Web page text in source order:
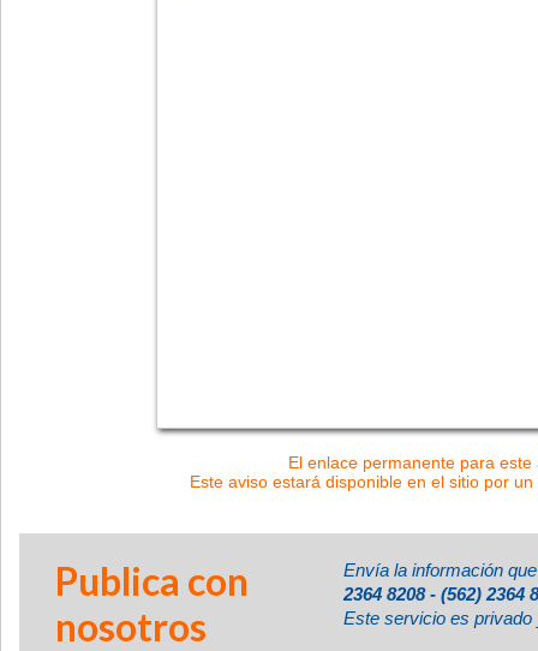
El enlace permanente para
Este aviso estará disponible en el sitio por
Publica con
nosotros
Envía la información
2364 8208 - (562) 2364
Este servicio es privado